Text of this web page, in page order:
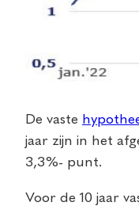
De vaste
jaar zijn in het
3,3%- punt.
Voor de 10 jaar